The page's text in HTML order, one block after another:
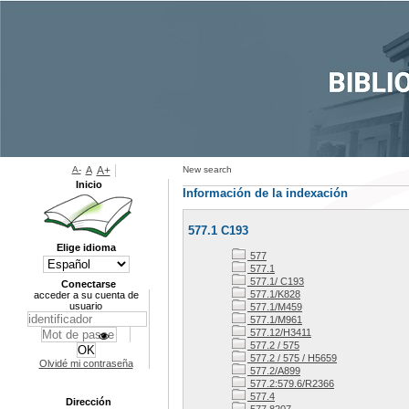
New search
Información de la indexación
577.1 C193
577
577.1
577.1/ C193
577.1/K828
577.1/M459
577.1/M961
577.12/H3411
577.2 / 575
577.2 / 575 / H5659
577.2/A899
577.2:579.6/R2366
577.4
A- A A+
Inicio
Elige idioma
Conectarse
acceder a su cuenta de
usuario
Olvidé mi contraseña
Dirección